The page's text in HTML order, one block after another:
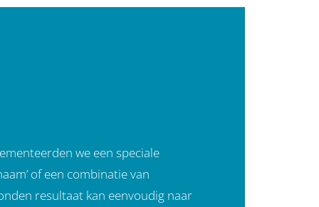
we een speciale
of een combinatie van
resultaat kan eenvoudig naar